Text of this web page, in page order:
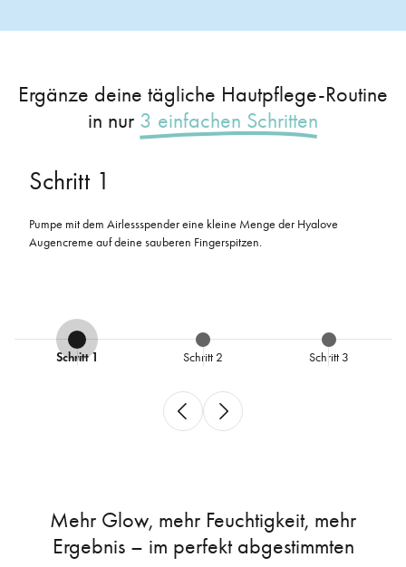
Ergänze deine tägliche Hautpflege-Routine
in nur 3 einfachen Schritten
Schritt 2
Trage die Creme sanft auf die gereinigte Haut rund um die Augen auf.
Klopfe sie mit den Fingerspitzen leicht ein. So kann sie optimal
Schritt 1 Schritt 2 Schritt 3
Mehr Glow, mehr Feuchtigkeit, mehr
Ergebnis – im perfekt abgestimmten